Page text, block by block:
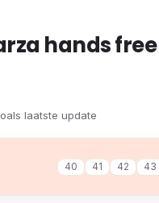
hands
laatste update
40 41 42 43